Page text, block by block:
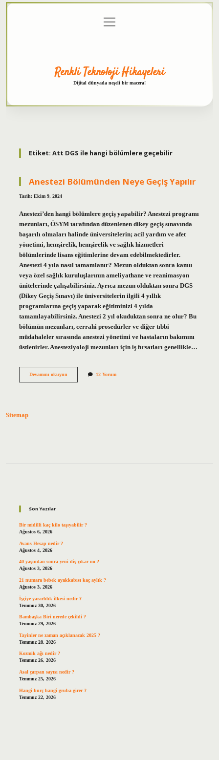
menüyü
aç
Renkli Teknoloji Hikayeleri
Dijital dünyada neşeli bir macera!
Etiket: Att DGS ile hangi bölümlere geçebilir
Anestezi Bölümünden Neye Geçiş Yapılır
Tarih: Ekim 9, 2024
Anestezi’den hangi bölümlere geçiş yapabilir? Anestezi programı
mezunları, ÖSYM tarafından düzenlenen dikey geçiş sınavında
başarılı olmaları halinde üniversitelerin; acil yardım ve afet
yönetimi, hemşirelik, hemşirelik ve sağlık hizmetleri
bölümlerinde lisans eğitimlerine devam edebilmektedirler.
Anestezi 4 yıla nasıl tamamlanır? Mezun olduktan sonra kamu
veya özel sağlık kuruluşlarının ameliyathane ve reanimasyon
ünitelerinde çalışabilirsiniz. Ayrıca mezun olduktan sonra DGS
(Dikey Geçiş Sınavı) ile üniversitelerin ilgili 4 yıllık
programlarına geçiş yaparak eğitiminizi 4 yılda
tamamlayabilirsiniz. Anestezi 2 yıl okuduktan sonra ne olur? Bu
bölümün mezunları, cerrahi prosedürler ve diğer tıbbi
müdahaleler sırasında anestezi yönetimi ve hastaların bakımını
üstlenirler. Anesteziyoloji mezunları için iş fırsatları genellikle…
Devamını okuyunAnestezi
12 Yorum
Sitemap
Son Yazılar
Bir midilli kaç kilo taşıyabilir ?
Ağustos 6, 2026
Avans Hesap nedir ?
Ağustos 4, 2026
40 yaşından sonra yeni diş çıkar mı ?
Ağustos 3, 2026
21 numara bebek ayakkabısı kaç aylık ?
Ağustos 3, 2026
İşçiye yararlılık ilkesi nedir ?
Temmuz 30, 2026
Bambaşka Biri nerede çekildi ?
Temmuz 29, 2026
Tayinler ne zaman açıklanacak 2025 ?
Temmuz 28, 2026
Kozmik ağı nedir ?
Temmuz 26, 2026
Asal çarpan sayısı nedir ?
Temmuz 25, 2026
Hangi burç hangi gruba girer ?
Temmuz 22, 2026